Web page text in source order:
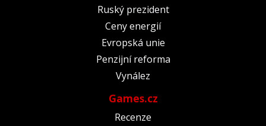
Ruský prezident
Ceny energií
Evropská unie
Penzijní reforma
Vynález
Games.cz
Recenze